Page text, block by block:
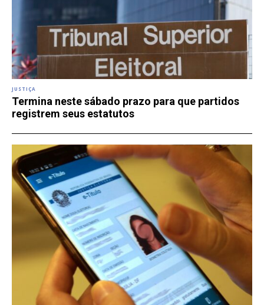
JUSTIÇA
Termina neste sábado prazo para que partidos
registrem seus estatutos